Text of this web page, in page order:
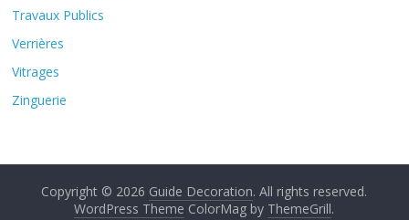
Travaux Publics
Verrières
Vitrages
Zinguerie
Copyright © 2026 Guide Decoration. All rights reserved.
WordPress Theme ColorMag by ThemeGrill.